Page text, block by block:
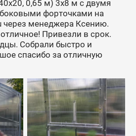
0,65 м) 3х8 м с двумя
форточками на
через менеджера Ксению.
Привезли в срок.
Собрали быстро и
спасибо за отличную